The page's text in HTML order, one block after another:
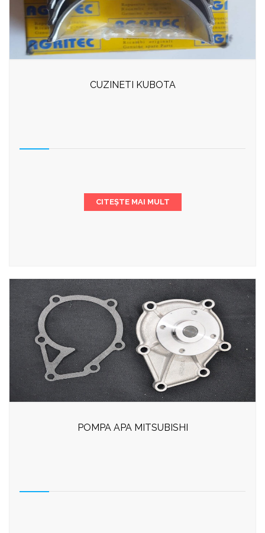
CUZINETI KUBOTA
CITEȘTE MAI MULT
POMPA APA MITSUBISHI